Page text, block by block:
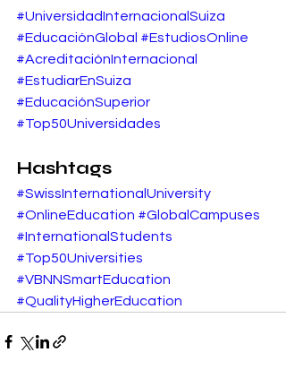
#UniversidadInternacionalSuiza
#EducaciónGlobal #EstudiosOnline
#AcreditaciónInternacional
#EstudiarEnSuiza
#EducaciónSuperior
#Top50Universidades
Hashtags
#SwissInternationalUniversity
#OnlineEducation #GlobalCampuses
#InternationalStudents
#Top50Universities
#VBNNSmartEducation
#QualityHigherEducation